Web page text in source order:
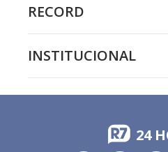
RECORD
INSTITUCIONAL
24